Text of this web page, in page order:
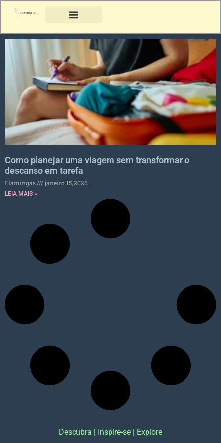
Como planejar uma viagem sem transformar o
descanso em tarefa
Flamingas janeiro 15, 2026
LEIA MAIS »
Descubra | Inspire-se | Explore